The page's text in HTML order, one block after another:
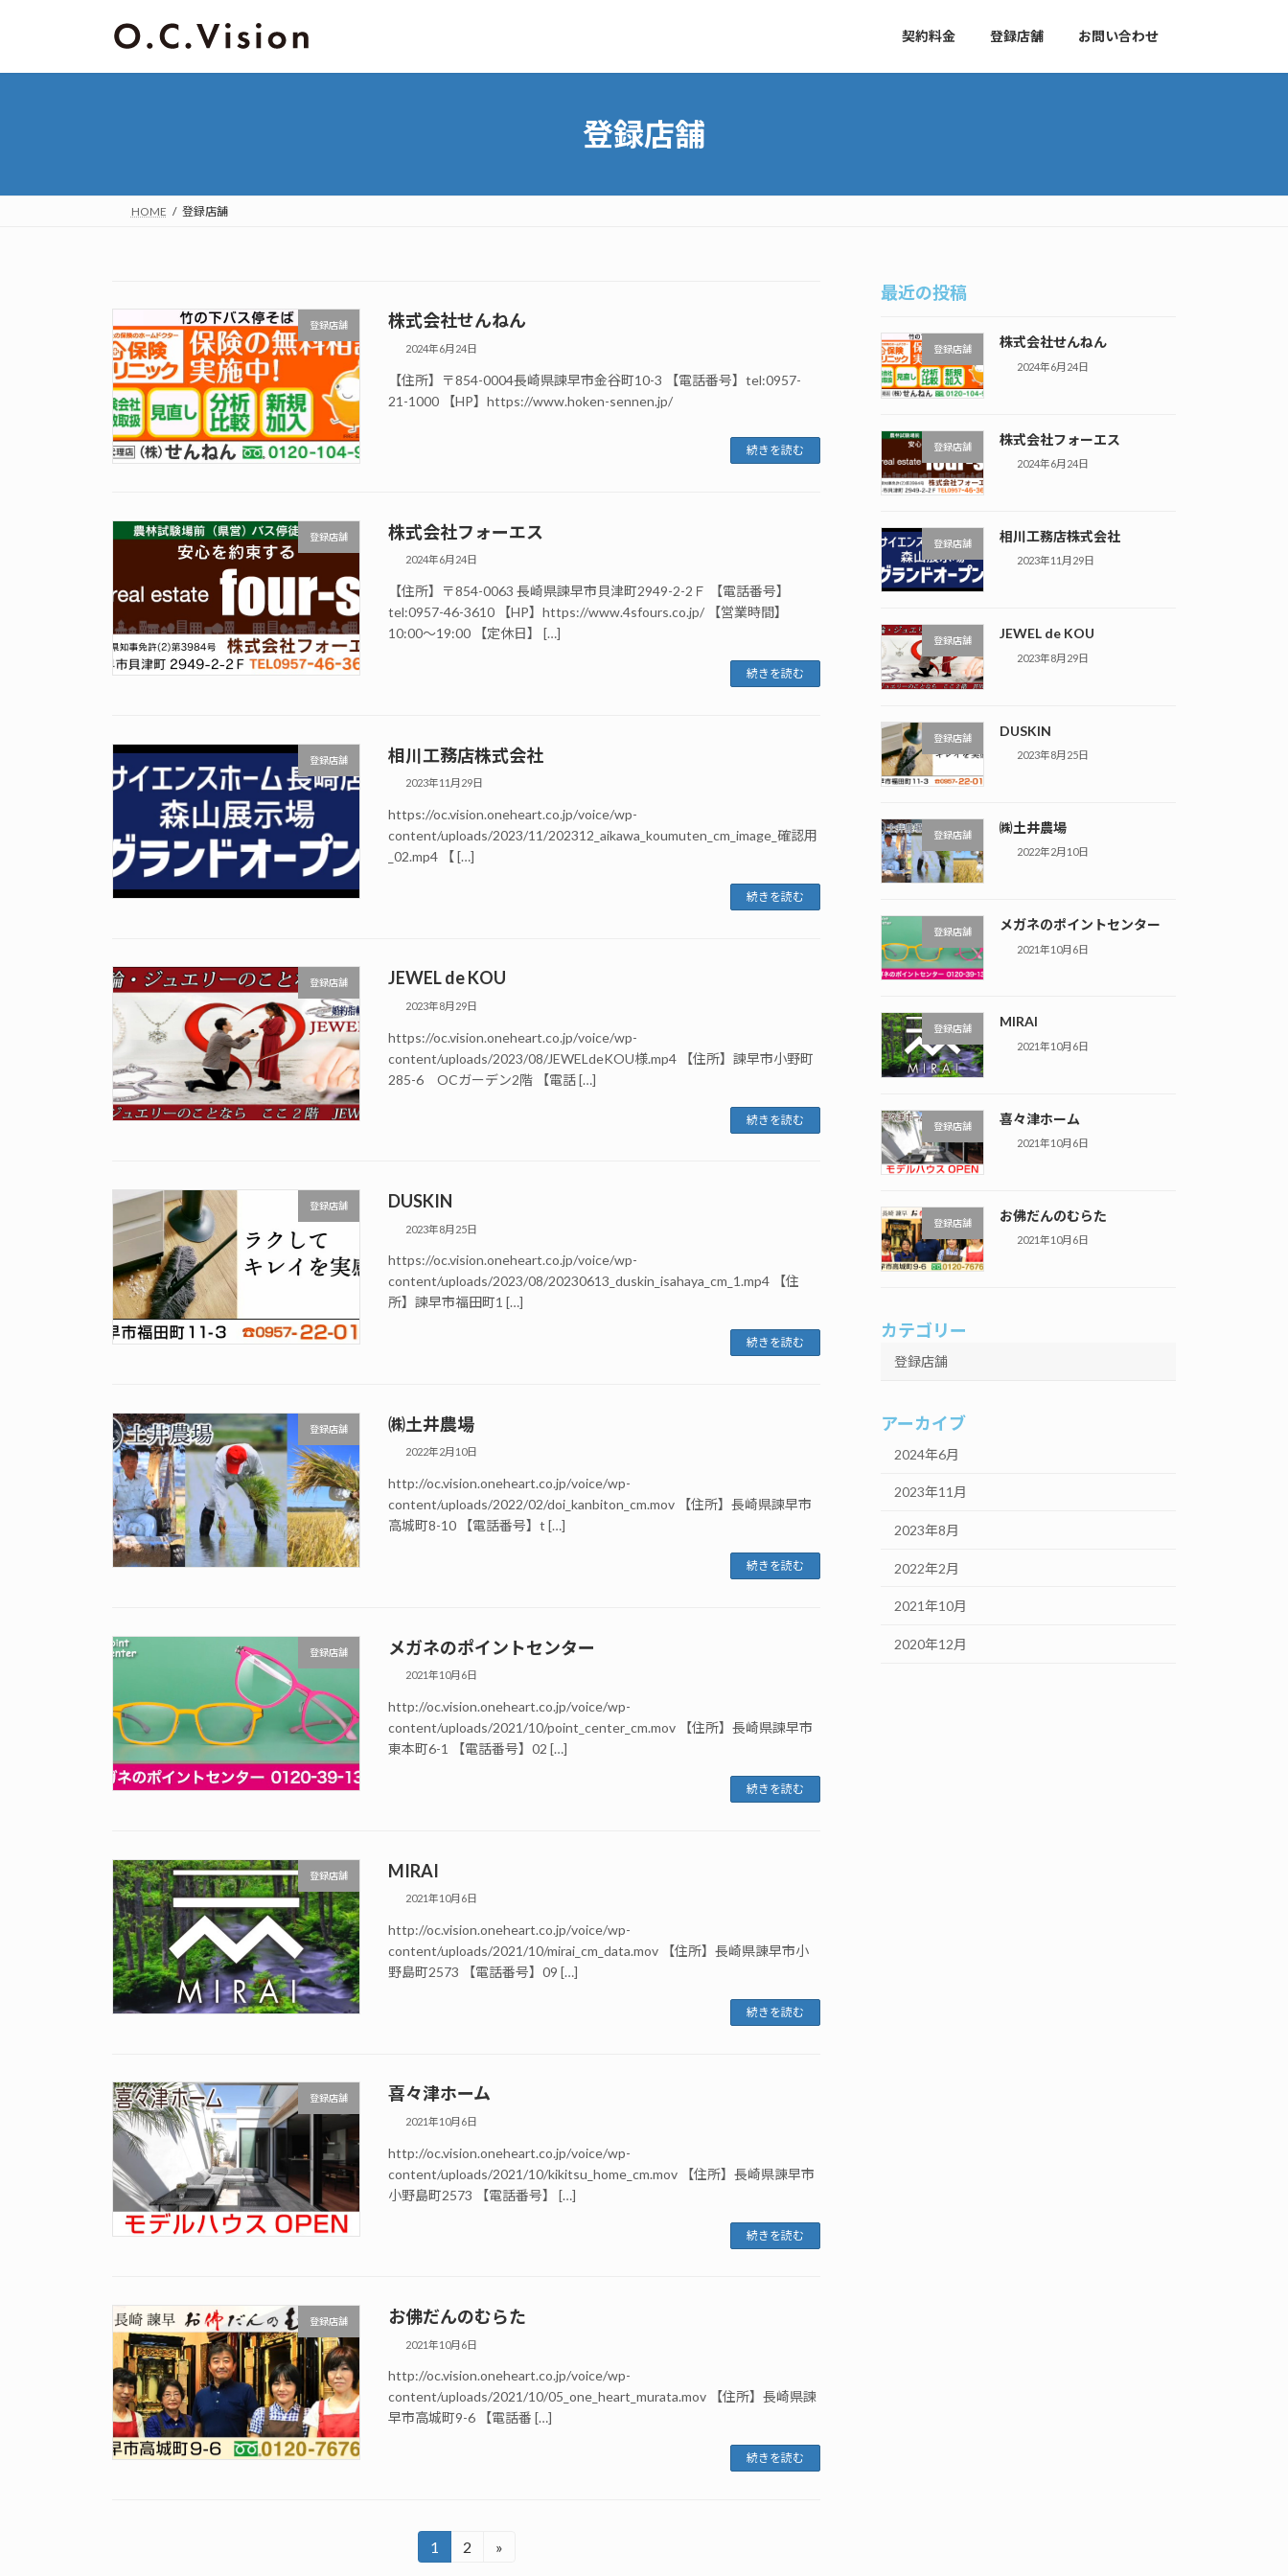
契約料金 登録店舗 お問い合わせ
登録店舗
HOME 登録店舗
登録店舗 株式会社せんねん
2024年6月24日
【住所】〒854-0004長崎県諫早市金谷町10-3 【電話番号】tel:0957-
21-1000 【HP】https://www.hoken-sennen.jp/
続きを読む
登録店舗 株式会社フォーエス
2024年6月24日
【住所】〒854-0063 長崎県諫早市貝津町2949-2-2Ｆ 【電話番号】
tel:0957-46-3610 【HP】https://www.4sfours.co.jp/ 【営業時間】
10:00～19:00 【定休日】 […]
続きを読む
登録店舗 相川工務店株式会社
2023年11月29日
https://oc.vision.oneheart.co.jp/voice/wp-
content/uploads/2023/11/202312_aikawa_koumuten_cm_image_確認用
_02.mp4 【 […]
続きを読む
登録店舗 JEWEL de KOU
2023年8月29日
https://oc.vision.oneheart.co.jp/voice/wp-
content/uploads/2023/08/JEWELdeKOU様.mp4 【住所】諫早市小野町
285-6 OCガーデン2階 【電話 […]
続きを読む
登録店舗 DUSKIN
2023年8月25日
https://oc.vision.oneheart.co.jp/voice/wp-
content/uploads/2023/08/20230613_duskin_isahaya_cm_1.mp4 【住
所】諫早市福田町1 […]
続きを読む
登録店舗 ㈱土井農場
2022年2月10日
http://oc.vision.oneheart.co.jp/voice/wp-
content/uploads/2022/02/doi_kanbiton_cm.mov 【住所】長崎県諫早市
高城町8-10 【電話番号】t […]
続きを読む
登録店舗 メガネのポイントセンター
2021年10月6日
http://oc.vision.oneheart.co.jp/voice/wp-
content/uploads/2021/10/point_center_cm.mov 【住所】長崎県諫早市
東本町6-1 【電話番号】02 […]
続きを読む
登録店舗 MIRAI
2021年10月6日
http://oc.vision.oneheart.co.jp/voice/wp-
content/uploads/2021/10/mirai_cm_data.mov 【住所】長崎県諌早市小
野島町2573 【電話番号】09 […]
続きを読む
登録店舗 喜々津ホーム
2021年10月6日
http://oc.vision.oneheart.co.jp/voice/wp-
content/uploads/2021/10/kikitsu_home_cm.mov 【住所】長崎県諌早市
小野島町2573 【電話番号】 […]
続きを読む
登録店舗 お佛だんのむらた
2021年10月6日
http://oc.vision.oneheart.co.jp/voice/wp-
content/uploads/2021/10/05_one_heart_murata.mov 【住所】長崎県諫
早市高城町9-6 【電話番 […]
続きを読む
1 2 »
最近の投稿
登録店舗 株式会社せんねん
2024年6月24日
登録店舗 株式会社フォーエス
2024年6月24日
登録店舗 相川工務店株式会社
2023年11月29日
登録店舗 JEWEL de KOU
2023年8月29日
登録店舗 DUSKIN
2023年8月25日
登録店舗 ㈱土井農場
2022年2月10日
登録店舗 メガネのポイントセンター
2021年10月6日
登録店舗 MIRAI
2021年10月6日
登録店舗 喜々津ホーム
2021年10月6日
登録店舗 お佛だんのむらた
2021年10月6日
カテゴリー
登録店舗
アーカイブ
2024年6月
2023年11月
2023年8月
2022年2月
2021年10月
2020年12月